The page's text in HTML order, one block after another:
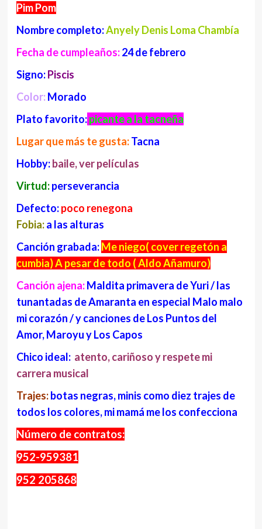
Pim Pom
Nombre completo:Anyely Denis Loma Chambía
Fecha de cumpleaños:24 de febrero
Signo:Piscis
Color:Morado
Plato favorito:picante a la tacneña
Lugar que más te gusta:Tacna
Hobby:baile, ver películas
Virtud:perseverancia
Defecto:poco renegona
Fobia:a las alturas
Canción grabada:Me niego( cover regetón a
cumbia) A pesar de todo ( Aldo Añamuro)
Canción ajena:Maldita primavera de Yuri / las
tunantadas de Amaranta en especial Malo malo
mi corazón / y canciones de Los Puntos del
Amor, Maroyu y Los Capos
Chico ideal: atento, cariñoso y respete mi
carrera musical
Trajes:botas negras, minis como diez trajes de
todos los colores, mi mamá me los confecciona
Número de contratos:
952-959381
952 205868